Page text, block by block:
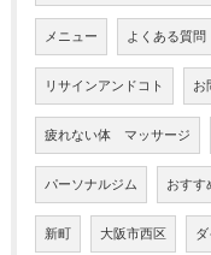
メニュー よくある質問
リサインアンドコト お
疲れない体 マッサージ
パーソナルジム おすす
新町 大阪市西区